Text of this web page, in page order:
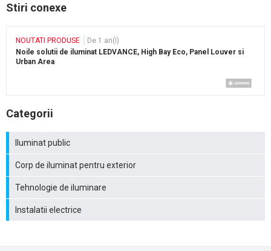
Stiri conexe
NOUTATI PRODUSE
De 1 an(i)
Noile solutii de iluminat LEDVANCE, High Bay Eco, Panel Louver si
Urban Area
Categorii
Iluminat public
Corp de iluminat pentru exterior
Tehnologie de iluminare
Instalatii electrice